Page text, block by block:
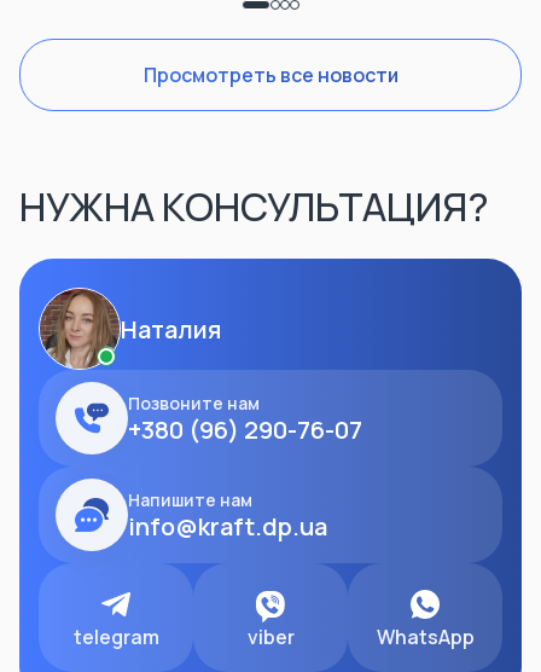
впровадження енергозберігаючих
технологій. В даному напрям розроблена і
запущена у виробництво лінійка
великогабаритних ємностей для пелетного
Просмотреть все новости
НУЖНА КОНСУЛЬТАЦИЯ?
Наталия
Позвоните нам
+380 (96) 290-76-07
Напишите нам
info@kraft.dp.ua
telegram viber WhatsApp